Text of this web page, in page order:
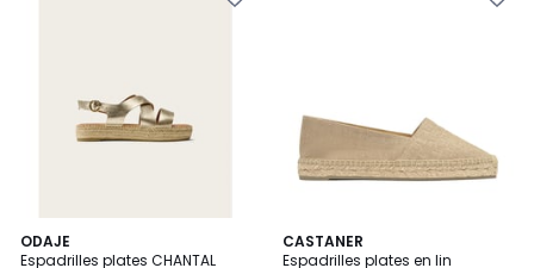
ODAJE
Espadrilles plates CHANTAL
2
CASTANER
Espadrilles plates en lin